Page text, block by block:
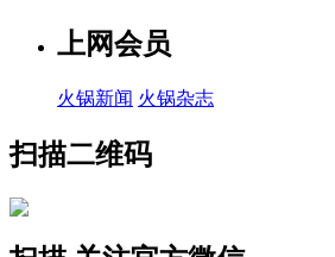
上网会员
火锅新闻 火锅杂志
扫描二维码